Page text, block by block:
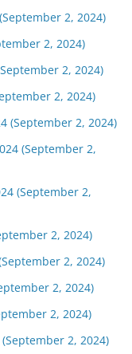
2, 2024)
2, 2024)
2, 2024)
2, 2024)
(September 2, 2024)
(September 2,
(September 2,
2, 2024)
2, 2024)
2, 2024)
2, 2024)
2, 2024)